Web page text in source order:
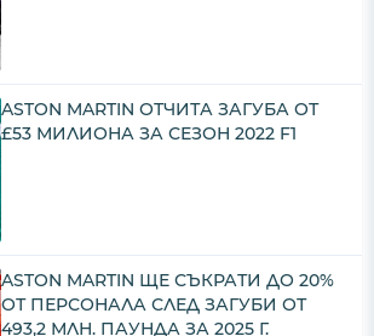
ASTON MARTIN ОТЧИТА ЗАГУБА ОТ
£53 МИЛИОНА ЗА СЕЗОН 2022 F1
ASTON MARTIN ЩЕ СЪКРАТИ ДО 20%
ОТ ПЕРСОНАЛА СЛЕД ЗАГУБИ ОТ
493,2 МЛН. ПАУНДА ЗА 2025 Г.